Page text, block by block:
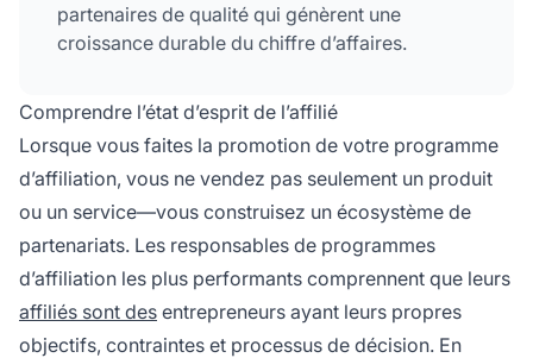
partenaires de qualité qui génèrent une
croissance durable du chiffre d’affaires.
Comprendre l’état d’esprit de l’affilié
Lorsque vous faites la promotion de votre programme
d’affiliation, vous ne vendez pas seulement un produit
ou un service—vous construisez un écosystème de
partenariats. Les responsables de programmes
d’affiliation les plus performants comprennent que leurs
affiliés sont des entrepreneurs ayant leurs propres
objectifs, contraintes et processus de décision. En